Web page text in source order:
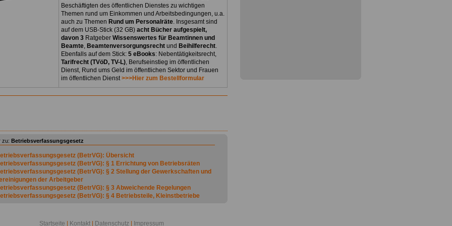
Beschäftigten des öffentlichen Dienstes zu wichtigen
Themen rund um Einkommen und Arbeitsbedingungen, u.a.
auch zu Themen Rund um Personalräte. Insgesamt sind
auf dem USB-Stick (32 GB) acht Bücher aufgespielt,
davon 3 Ratgeber Wissenswertes für Beamtinnen und
Beamte, Beamtenversorgungsrecht und Beihilferecht.
Ebenfalls auf dem Stick: 5 eBooks: Nebentätigkeitsrecht,
Tarifrecht (TVöD, TV-L), Berufseinstieg im öffentlichen
Dienst, Rund ums Geld im öffentlichen Sektor und Frauen
im öffentlichen Dienst>>>Hier zum Bestellformular
zu: Betriebsverfassungsgesetz
(BetrVG): Übersicht
(BetrVG): § 1 Errichtung von Betriebsräten
(BetrVG): § 2 Stellung der Gewerkschaften und
der Arbeitgeber
(BetrVG): § 3 Abweichende Regelungen
(BetrVG): § 4 Betriebsteile, Kleinstbetriebe
(BetrVG): § 7 Wahlberechtigung
Startseite Kontakt Datenschutz Impressum